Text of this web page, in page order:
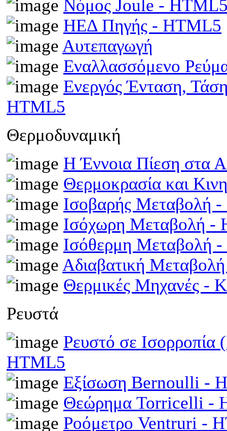
Νόμος Joule -
ΗΕΔ Πηγής - HTML5
Αυτεπαγωγή
Εναλλασσόμενο
Ενεργός Ένταση,
HTML5
Θερμοδυναμική
Η Έννοια Πίεση στα
Θερμοκρασία και
Ισοβαρής Μεταβολή
Ισόχωρη Μεταβολή -
Ισόθερμη Μεταβολή
Αδιαβατική
Θερμικές Μηχανές -
Ρευστά
Ρευστό σε Ισορροπία
HTML5
Εξίσωση Bernoulli -
Θεώρημα Torricelli -
Ροόμετρο Ventruri -